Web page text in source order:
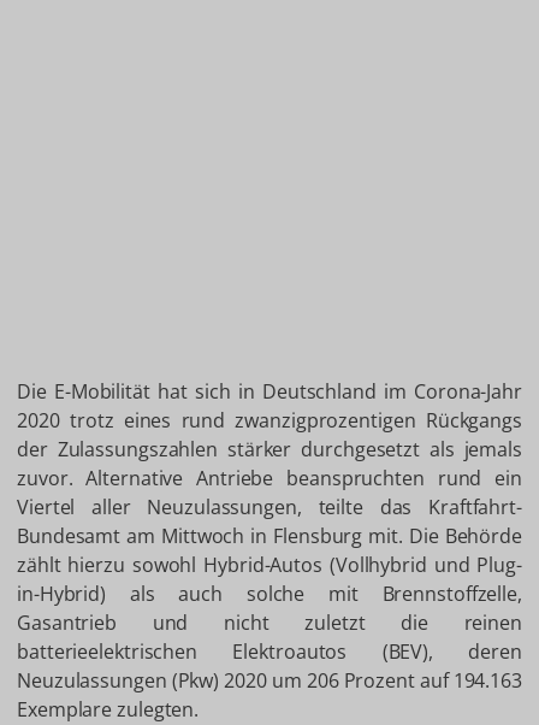
Die E-Mobilität hat sich in Deutschland im Corona-Jahr
2020 trotz eines rund zwanzigprozentigen Rückgangs
der Zulassungszahlen stärker durchgesetzt als jemals
zuvor. Alternative Antriebe beanspruchten rund ein
Viertel aller Neuzulassungen, teilte das Kraftfahrt-
Bundesamt am Mittwoch in Flensburg mit. Die Behörde
zählt hierzu sowohl Hybrid-Autos (Vollhybrid und Plug-
in-Hybrid) als auch solche mit Brennstoffzelle,
Gasantrieb und nicht zuletzt die reinen
batterieelektrischen Elektroautos (BEV), deren
Neuzulassungen (Pkw) 2020 um 206 Prozent auf 194.163
Exemplare zulegten.